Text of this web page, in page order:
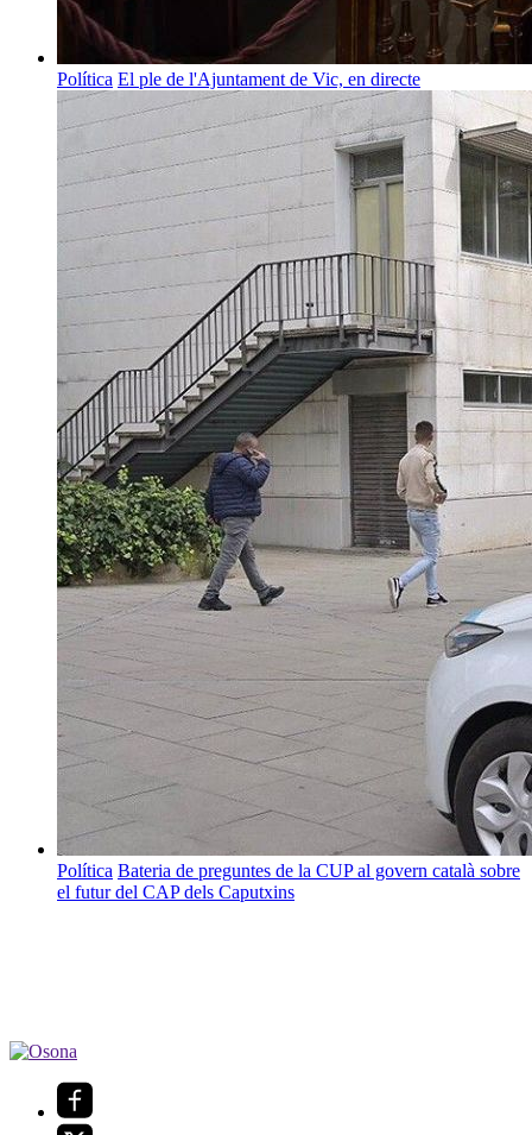
Política El ple de l'Ajuntament de Vic, en directe
Política Bateria de preguntes de la CUP al govern català sobre
el futur del CAP dels Caputxins